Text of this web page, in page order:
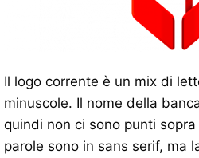
Il logo corrente è un mix di
minuscole. Il nome della
quindi non ci sono punti sopra
parole sono in sans serif, ma